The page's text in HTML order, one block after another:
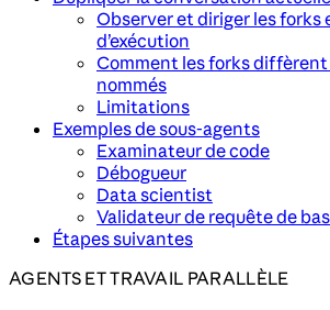
Observer et diriger les forks
d’exécution
Comment les forks
nommés
Limitations
Exemples de sous-agents
Examinateur de code
Débogueur
Data scientist
Validateur de requête de
Étapes suivantes
AGENTS ET TRAVAIL PARALLÈLE